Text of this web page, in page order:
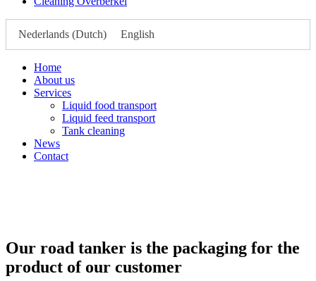
Nederlands (Dutch) English
Home
About us
Services
Liquid food transport
Liquid feed transport
Tank cleaning
News
Contact
Our road tanker is the packaging for the
product of our customer